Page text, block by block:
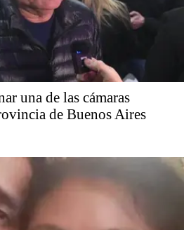
una de las cámaras
de Buenos Aires